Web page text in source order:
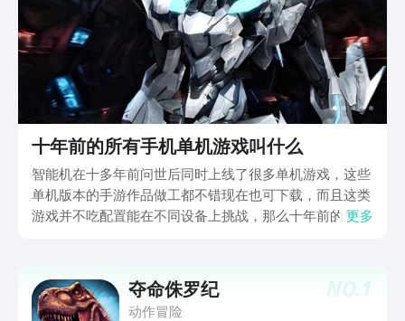
十年前的所有手机单机游戏叫什么
智能机在十多年前问世后同时上线了很多单机游戏，这些
单机版本的手游作品做工都不错现在也可下载，而且这类
游戏并不吃配置能在不同设备上挑战，那么十年前的所有
戏体验。
更多
NO.1
夺命侏罗纪
动作冒险